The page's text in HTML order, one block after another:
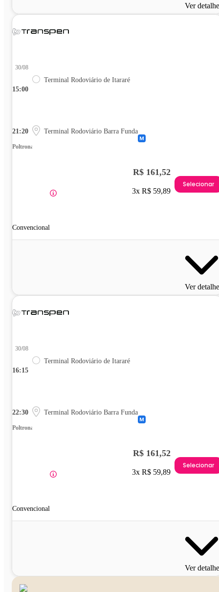
Ver
15:00
30/08
Terminal Rodoviário de Itararé
21:20 Terminal Rodoviário Barra Funda
Poltrona
Convencional
R$ 161,52
3x R$ 59,89
Selecionar
Ver
16:15
30/08
Terminal Rodoviário de Itararé
22:30 Terminal Rodoviário Barra Funda
Poltrona
Convencional
R$ 161,52
3x R$ 59,89
Selecionar
Ver